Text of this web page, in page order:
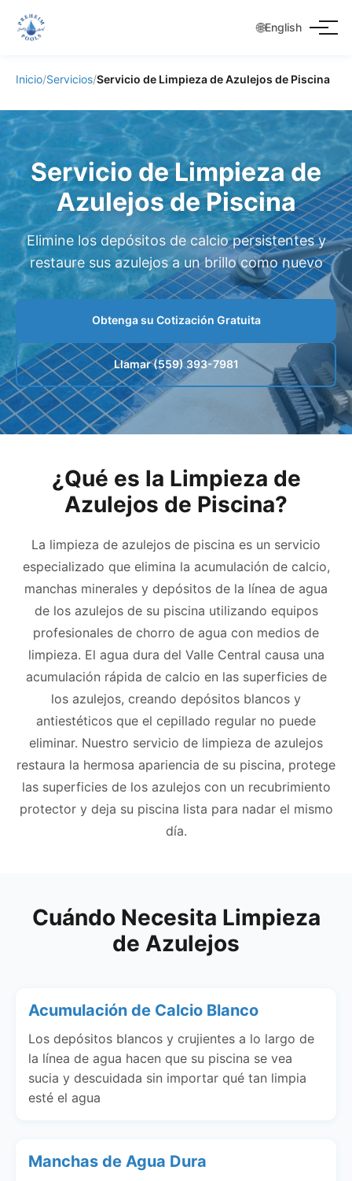
🌐English
Inicio/Servicios/Servicio de Limpieza de Azulejos de Piscina
Servicio de Limpieza de
Azulejos de Piscina
Elimine los depósitos de calcio persistentes y
restaure sus azulejos a un brillo como nuevo
Obtenga su Cotización Gratuita
Llamar (559) 393-7981
¿Qué es la Limpieza de
Azulejos de Piscina?
La limpieza de azulejos de piscina es un servicio
especializado que elimina la acumulación de calcio,
manchas minerales y depósitos de la línea de agua
de los azulejos de su piscina utilizando equipos
profesionales de chorro de agua con medios de
limpieza. El agua dura del Valle Central causa una
acumulación rápida de calcio en las superficies de
los azulejos, creando depósitos blancos y
antiestéticos que el cepillado regular no puede
eliminar. Nuestro servicio de limpieza de azulejos
restaura la hermosa apariencia de su piscina, protege
las superficies de los azulejos con un recubrimiento
protector y deja su piscina lista para nadar el mismo
día.
Cuándo Necesita Limpieza
de Azulejos
Acumulación de Calcio Blanco
Los depósitos blancos y crujientes a lo largo de
la línea de agua hacen que su piscina se vea
sucia y descuidada sin importar qué tan limpia
esté el agua
Manchas de Agua Dura